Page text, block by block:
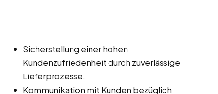
Sicherstellung einer hohen
Kundenzufriedenheit durch zuverlässige
Lieferprozesse.
Kommunikation mit Kunden bezüglich